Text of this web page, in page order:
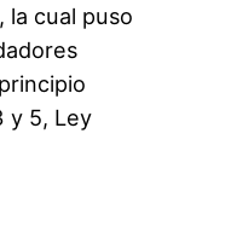
la cual puso
y 5, Ley